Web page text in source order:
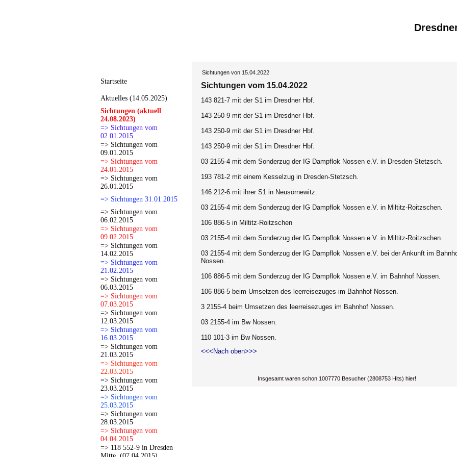
Startseite
Aktuelles (14.05.2025)
Sichtungen (aktuell
24.08.2023)
=> Sichtungen vom
02.01.2015
=> Sichtungen vom
09.01.2015
=> Sichtungen vom
24.01.2015
=> Sichtungen vom
26.01.2015
=> Sichtungen 31.01.2015
=> Sichtungen vom
06.02.2015
=> Sichtungen vom
09.02.2015
=> Sichtungen vom
14.02.2015
=> Sichtungen vom
21.02.2015
=> Sichtungen vom
06.03.2015
=> Sichtungen vom
07.03.2015
=> Sichtungen vom
12.03.2015
=> Sichtungen vom
16.03.2015
=> Sichtungen vom
21.03.2015
=> Sichtungen vom
22.03.2015
=> Sichtungen vom
23.03.2015
=> Sichtungen vom
25.03.2015
=> Sichtungen vom
28.03.2015
=> Sichtungen vom
04.04.2015
=> 118 552-9 in Dresden
Sichtungen von 15.04.2022
Sichtungen vom 15.04.2022
143 821-7 mit der S1 im Dresdner Hbf.
143 250-9 mit der S1 im Dresdner Hbf.
143 250-9 mit der S1 im Dresdner Hbf.
143 250-9 mit der S1 im Dresdner Hbf.
03 2155-4 mit dem Sonderzug der IG Dampflok Nossen e.V. in Dresden-Stetzsch.
193 781-2 mit einem Kesselzug in Dresden-Stetzsch.
146 212-6 mit ihrer S1 in Neusörnewitz.
03 2155-4 mit dem Sonderzug der IG Dampflok Nossen e.V. in Miltitz-Roitzschen.
106 886-5 in Miltitz-Roitzschen
03 2155-4 mit dem Sonderzug der IG Dampflok Nossen e.V. in Miltitz-Roitzschen.
03 2155-4 mit dem Sonderzug der IG Dampflok Nossen e.V. bei der Ankunft im
Nossen.
106 886-5 mit dem Sonderzug der IG Dampflok Nossen e.V. im Bahnhof Nossen.
106 886-5 beim Umsetzen des leerreisezuges im Bahnhof Nossen.
3 2155-4 beim Umsetzen des leerreisezuges im Bahnhof Nossen.
03 2155-4 im Bw Nossen.
110 101-3 im Bw Nossen.
<<<Nach oben>>>
Insgesamt waren schon 1007770 Besucher (2808753 Hits) hier!